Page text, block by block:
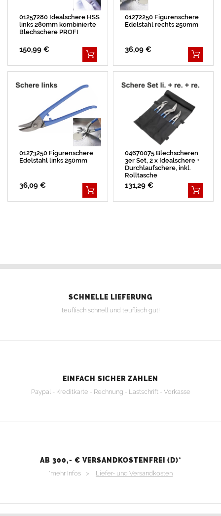
01257280 Idealschere HSS
links 280mm kombinierte
Blechschere PROFI
150,99 €
01272250 Figurenschere
Edelstahl rechts 250mm
36,09 €
01273250 Figurenschere
Edelstahl links 250mm
36,09 €
04670075 Blechscheren
3er Set, 2 x Idealschere +
Durchlaufschere, inkl.
Rolltasche
131,29 €
SCHNELLE LIEFERUNG
teuflisch schnell und teuflisch gut!
EINFACH SICHER ZAHLEN
Paypal - Kreditkarte - Rechnung - Lastschrift - Vorkasse
AB 300,- € VERSANDKOSTENFREI (D)*
*mehr Infos > Liefer- und Versandkosten